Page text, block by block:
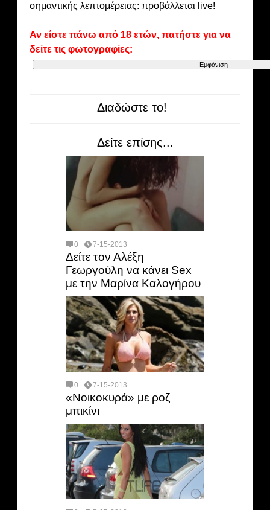
σημαντικής λεπτομέρειας: προβάλλεται live!
Αν είστε πάνω από 18 ετών, πατήστε για να
δείτε τις φωτογραφίες:
Διαδώστε το!
Δείτε επίσης...
0 7-15-2013
Δείτε τον Αλέξη
Γεωργούλη να κάνει Sex
με την Μαρίνα Καλογήρου
0 7-15-2013
«Νοικοκυρά» με ροζ
μπικίνι